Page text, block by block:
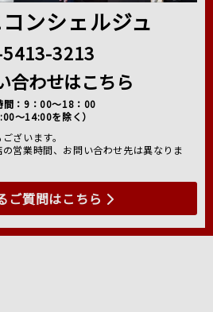
ンシェルジュ
3213
合わせはこちら
間：9：00～18：00
～14:00を除く）
ざいます。
営業時間、お問い合わせ先は異なりま
ご質問はこちら